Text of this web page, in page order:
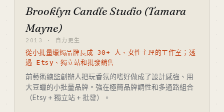
Brooklyn Candle Studio (Tamara
Mayne)
2013 · 自力更生
從小批量蠟燭品牌長成 30+ 人、女性主理的工作室；透
過 Etsy、獨立站和批發銷售
前藝術總監創辦人把玩香氛的嗜好做成了設計感強、用
大豆蠟的小批量品牌。強在極簡品牌調性和多通路組合
（Etsy + 獨立站 + 批發）。